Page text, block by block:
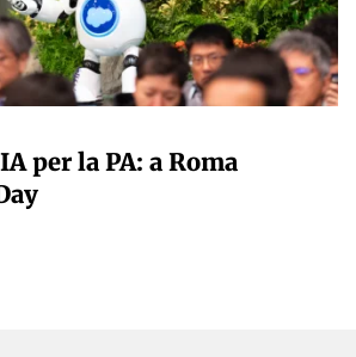
per la PA: a Roma